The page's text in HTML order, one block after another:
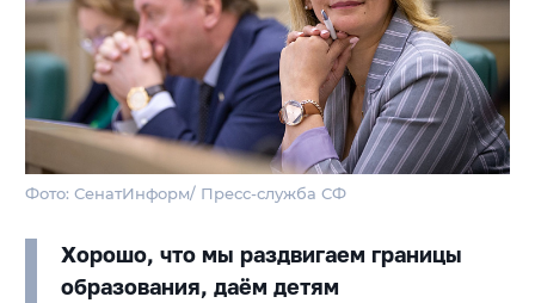
Фото: СенатИнформ/ Пресс-служба СФ
Хорошо, что мы раздвигаем границы
образования, даём детям